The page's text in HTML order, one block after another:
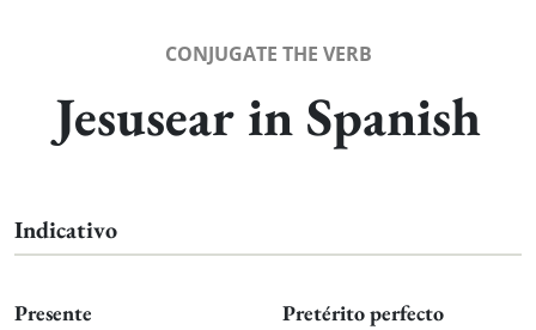
CONJUGATE THE VERB
Jesusear in Spanish
Indicativo
Presente Pretérito perfecto